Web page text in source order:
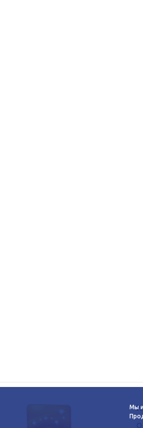
Мы